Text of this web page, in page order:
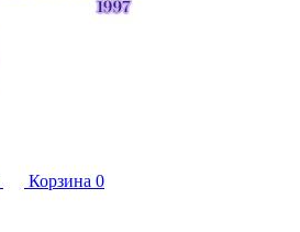
Корзина 0